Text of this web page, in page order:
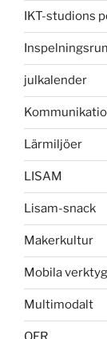
IKT-studions
julkalender
Lärmiljöer
LISAM
Lisam-snack
Makerkultur
Mobila
Multimodalt